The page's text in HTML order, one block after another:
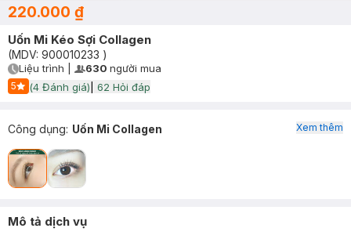
220.000 ₫
Uốn Mi Kéo Sợi Collagen
(MDV: 900010233 )
Timer Gray Icon
Liệu trình User Product Icon
630 người mua
5
Start Icon
(4 Đánh giá) 62 Hỏi đáp
Công dụng: Uốn Mi Collagen Xem thêm
Mô tả dịch vụ